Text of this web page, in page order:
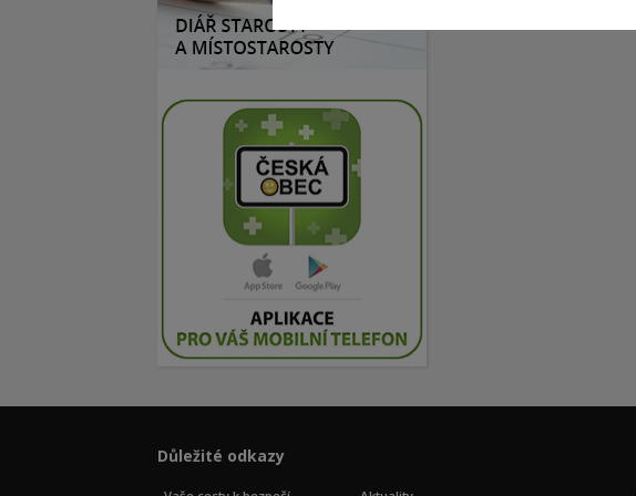
Důležité odkazy